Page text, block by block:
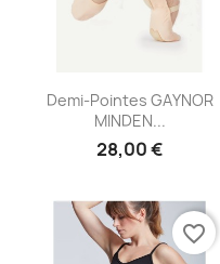
Aperçu rapide
Demi-Pointes GAYNOR
MINDEN...
28,00 €
favorite_border